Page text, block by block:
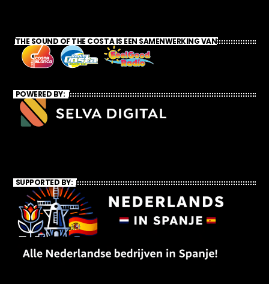
THE SOUND OF THE COSTA IS EEN SAMENWERKING VAN
POWERED BY:
SUPPORTED BY: